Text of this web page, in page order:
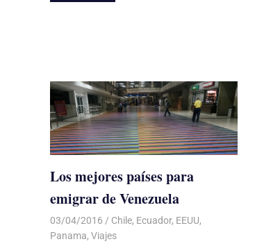
Los mejores países para
emigrar de Venezuela
03/04/2016 Luis Castellanos
Chile, Ecuador, EEUU,
Panama, Viajes